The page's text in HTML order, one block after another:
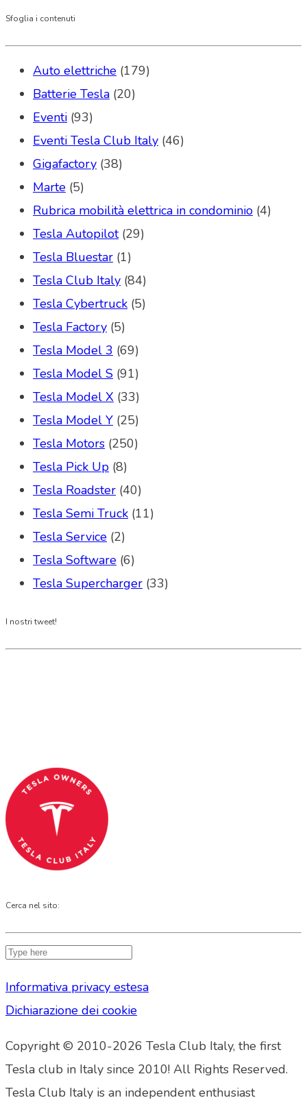
Sfoglia i contenuti
Auto elettriche (179)
Batterie Tesla (20)
Eventi (93)
Eventi Tesla Club Italy (46)
Gigafactory (38)
Marte (5)
Rubrica mobilità elettrica in condominio (4)
Tesla Autopilot(29)
Tesla Bluestar (1)
Tesla Club Italy (84)
Tesla Cybertruck (5)
Tesla Factory (5)
Tesla Model 3 (69)
Tesla Model S (91)
Tesla Model X (33)
Tesla Model Y (25)
Tesla Motors (250)
Tesla Pick Up (8)
Tesla Roadster (40)
Tesla Semi Truck (11)
Tesla Service (2)
Tesla Software (6)
Tesla Supercharger (33)
I nostri tweet!
Cerca nel sito:
Informativa privacy estesa
Dichiarazione dei cookie
Copyright © 2010-2026 Tesla Club Italy, the first
Tesla club in Italy since 2010! All Rights Reserved.
Tesla Club Italy is an independent enthusiast